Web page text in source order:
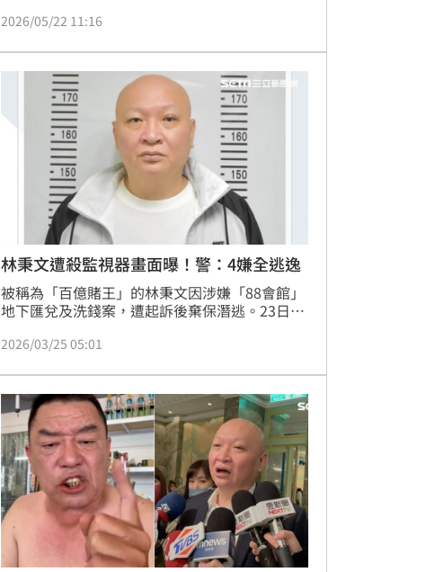
（Sana Yousaf），近日遭法院判處死刑，並向
2026/05/22 11:16
林秉文遭殺監視器畫面曝！警：4嫌全逃逸
被稱為「百億賭王」的林秉文因涉嫌「88會館」
地下匯兌及洗錢案，遭起訴後棄保潛逃。23日傳
死。西哈努克省警方今（25日）向《柬中時報》
連日跟踪林秉文，3至4名兇嫌掃射後逃離，目前
尚未有人被逮捕。
2026/03/25 05:01